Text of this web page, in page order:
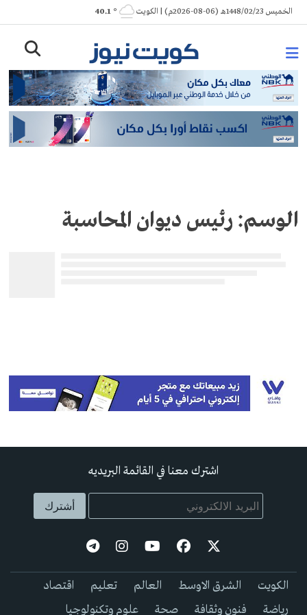
Skip
to
الخميس 1448/02/23هـ (06-08-2026م) | الكويت ° 40.1
الوسم:رئيس ديوان المحاسبة
اشترك معنا في القائمة البريديه
الكويت الشرق الاوسط العالم تعليم
اقتصاد
رياضة
فنون وثقافة صحة علوم وتكنولوجيا